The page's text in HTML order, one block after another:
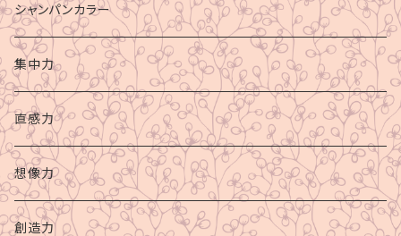
シャンパンカラー
集中力
直感力
想像力
創造力